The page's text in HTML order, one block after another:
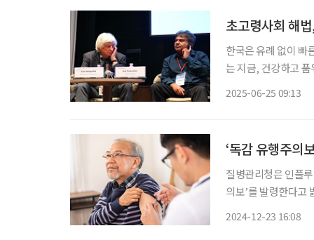
초고령사회 해
한국은 유례 없이 빠
는 지금, 건강하고
2025-06-25 09:13
‘독감 유행주의
질병관리청은 인플
의보’를 발령한다고
2024-12-23 16:08